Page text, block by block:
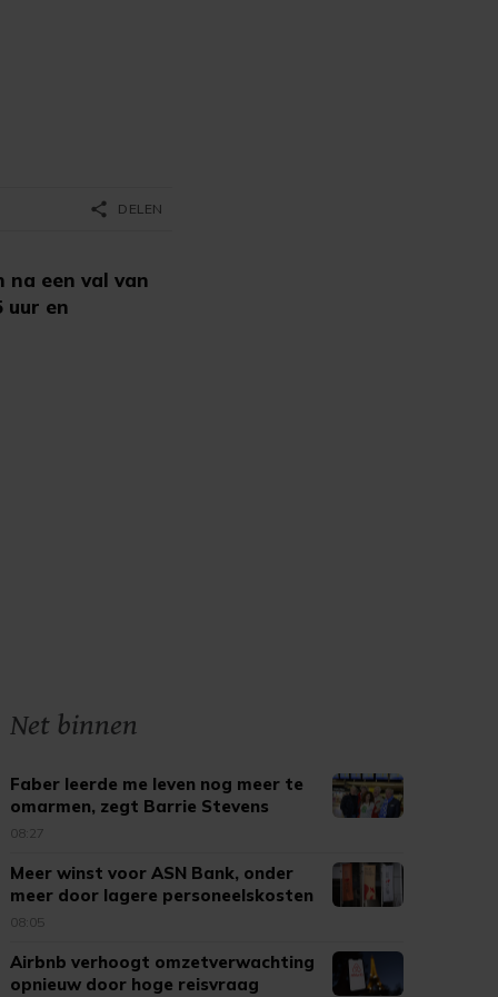
na een val van
uur en
share DELEN
Net binnen
Faber leerde me leven nog meer te
omarmen, zegt Barrie Stevens
08:27
Meer winst voor ASN Bank, onder
meer door lagere personeelskosten
08:05
Airbnb verhoogt omzetverwachting
opnieuw door hoge reisvraag